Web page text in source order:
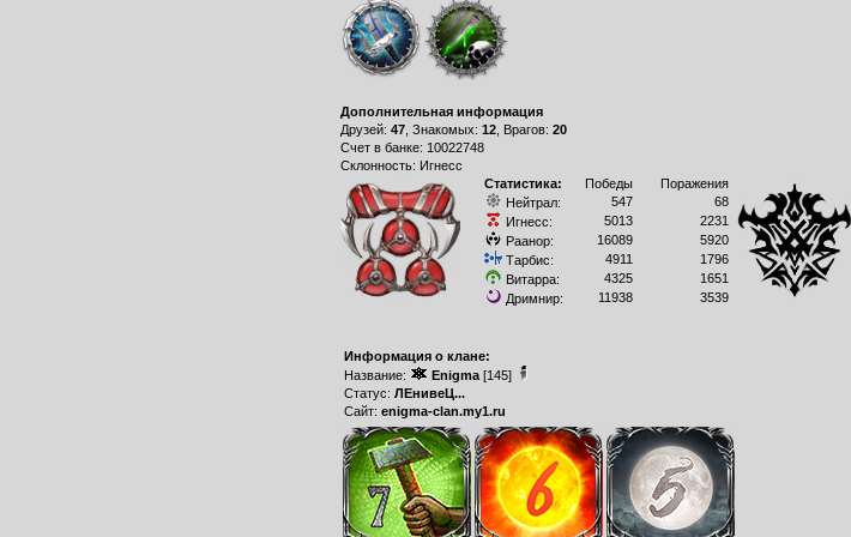
Дополнительная информация
Друзей: 47, Знакомых: 12, Врагов: 20
Счет в банке: 10022748
Склонность: Игнесс
Статистика:
Победы
Поражения
Нейтрал:
547
68
Игнесс:
5013
2231
Раанор:
16089
5920
Тарбис:
4911
1796
Витарра:
4325
1651
Дримнир:
11938 3539
Информация о клане:
Название:
Enigma[145]
Статус: ЛЕнивеЦ...
Сайт: enigma-clan.my1.ru